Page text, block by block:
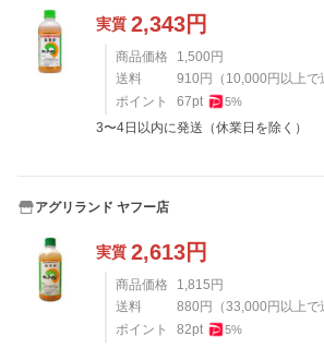
実質 2,343円
商品価格 1,500円
送料
910円 （ 10,000円以上で
ポイント
67pt 5%
3〜4日以内に発送（休業日を除く）
アグリランド ヤフー店
実質 2,613円
商品価格 1,815円
送料
880円 （33,000円以上で
ポイント
82pt 5%